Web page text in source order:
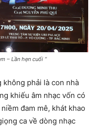
– Lần hẹn cuối “
không phải là con nhà
khiếu âm nhạc vốn có
đam mê, khát khao
ca về dòng nhạc